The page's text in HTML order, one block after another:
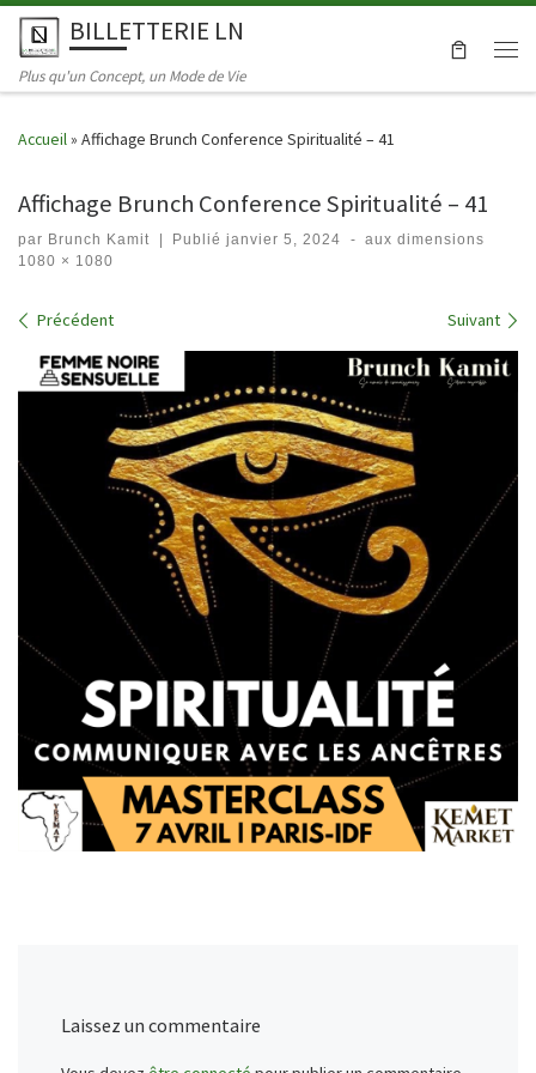
Skip to content
BILLETTERIE LN
Plus qu'un Concept, un Mode de Vie
Accueil » Affichage Brunch Conference Spiritualité – 41
Affichage Brunch Conference Spiritualité – 41
par Brunch Kamit Publiéjanvier 5, 2024 - aux dimensions
1080 × 1080
Navigation dans les images
Précédent Suivant
Laissez un commentaire